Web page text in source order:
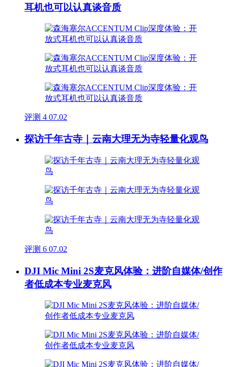
耳机也可以认真谈音质
评测 4 07.02
探访千年古寺｜云南大理无为寺轻量化观鸟
评测 6 07.02
DJI Mic Mini 2S麦克风体验：进阶自媒体/创作
者低成本专业麦克风